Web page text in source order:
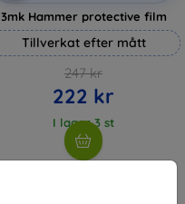
3mk Hammer protective film
Tillverkat efter mått
247 kr
222 kr
I lager 3 st